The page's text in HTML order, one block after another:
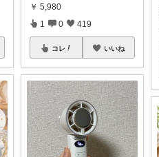
￥ 5,980
1 0 419
コレ いいね